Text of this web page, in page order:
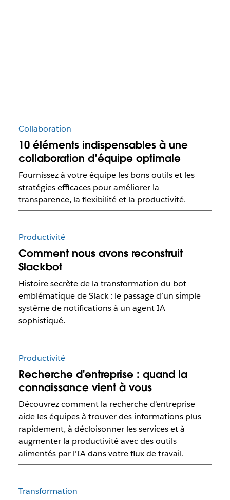
Collaboration
10 éléments indispensables à une
collaboration d’équipe optimale
Fournissez à votre équipe les bons outils et les
stratégies efficaces pour améliorer la
transparence, la flexibilité et la productivité.
Productivité
Comment nous avons reconstruit
Slackbot
Histoire secrète de la transformation du bot
emblématique de Slack : le passage d’un simple
système de notifications à un agent IA
sophistiqué.
Productivité
Recherche d'entreprise : quand la
connaissance vient à vous
Découvrez comment la recherche d'entreprise
aide les équipes à trouver des informations plus
rapidement, à décloisonner les services et à
augmenter la productivité avec des outils
alimentés par l'IA dans votre flux de travail.
Transformation